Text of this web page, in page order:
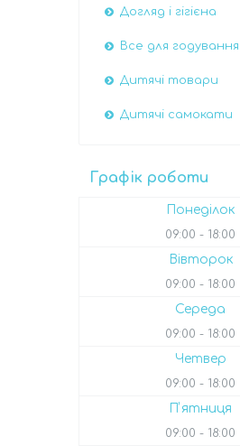
Догляд і гігієна
Все для годування
Дитячі товари
Дитячі самокати
Графік роботи
Понеділок
09:00 18:00
Вівторок
09:00 18:00
Середа
09:00 18:00
Четвер
09:00 18:00
Пʼятниця
09:00 18:00